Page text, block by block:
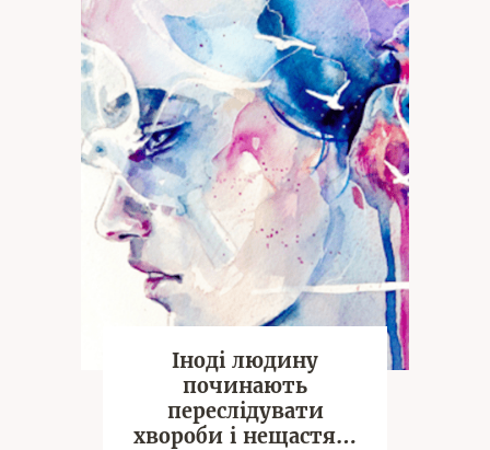
Іноді людину
починають
переслідувати
хвороби і нещастя…